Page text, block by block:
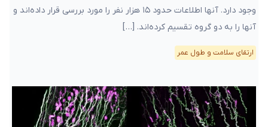
وجود دارد. آنها اطلاعات حدود ۱۵ هزار نفر را مورد بررسی قرار داده‌اند و
آنها را به دو گروه تقسیم کرده‌اند. […]
ارتقای سلامت و طول عمر